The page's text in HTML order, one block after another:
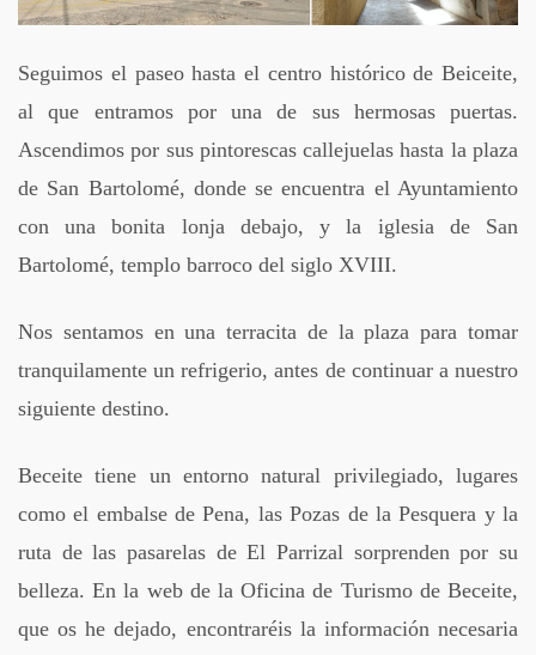
Seguimos el paseo hasta el centro histórico de Beiceite,
al que entramos por una de sus hermosas puertas.
Ascendimos por sus pintorescas callejuelas hasta la plaza
de San Bartolomé, donde se encuentra el Ayuntamiento
con una bonita lonja debajo, y la iglesia de San
Bartolomé, templo barroco del siglo XVIII.
Nos sentamos en una terracita de la plaza para tomar
tranquilamente un refrigerio, antes de continuar a nuestro
siguiente destino.
Beceite tiene un entorno natural privilegiado, lugares
como el embalse de Pena, las Pozas de la Pesquera y la
ruta de las pasarelas de El Parrizal sorprenden por su
belleza. En la web de la Oficina de Turismo de Beceite,
que os he dejado, encontraréis la información necesaria